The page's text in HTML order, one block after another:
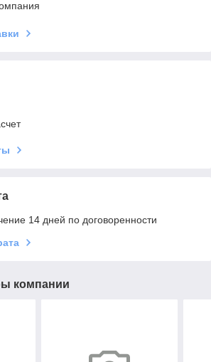
14 дней по договоренности
компании